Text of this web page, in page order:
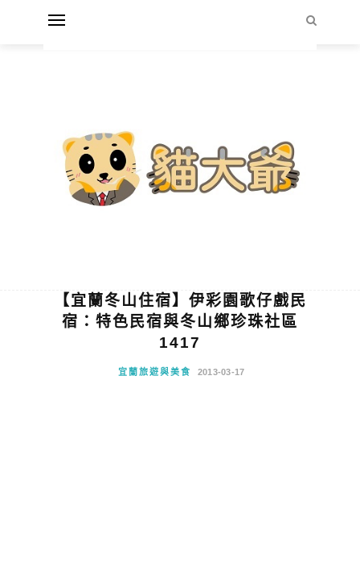
【宜蘭冬山住宿】伊彩園歌仔戲民
宿：特色民宿與冬山鄉珍珠社區
1417
宜蘭旅遊與美食 2013-03-17